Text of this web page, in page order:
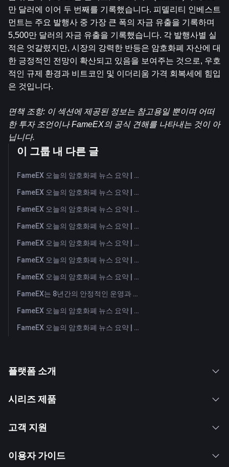
만 달러에 이어 두 번째를 기록했습니다. 피델리티 인베스트
먼트는 주요 발행사 중 가장 큰 폭의 자금 유출을 기록하며
5,500만 달러의 자금 유출을 기록했습니다. 각 발행사별 실
적은 엇갈렸지만, 시장의 강력한 반등은 암호화폐 자산에 대
한 긍정적인 전망이 확산되고 있음을 보여주는 것으로, 우호
적인 규제 환경과 비트코인 및 이더리움 가격 회복세에 힘입
은 것입니다.
면책 조항: 이 섹션에 제공된 정보는 참고용일 뿐이며 어떠
한 투자 조언이나 FameEX의 공식 견해를 나타내는 것이 아
닙니다.
이 그룹 내 다른 글
FameEX 오늘의 암호화폐 뉴스 요약 | 2026년 8월 6일
FameEX 오늘의 암호화폐 뉴스 요약 | 2026년 8월 5일
FameEX 오늘의 암호화폐 뉴스 요약 | 2026년 8월 4일
FameEX 오늘의 암호화폐 뉴스 요약 | 2026년 8월 3일
FameEX 오늘의 암호화폐 뉴스 요약 | 2026년 7월 31일
FameEX 오늘의 암호화폐 뉴스 요약 | 2026년 7월 30일
FameEX 오늘의 암호화폐 뉴스 요약 | 2026년 7월 29일
FameEX는 8년간의 안정적인 운영과 글로벌 성장을 통해 사용자 신뢰를 더욱 강화했습니다
FameEX 오늘의 암호화폐 뉴스 요약 | 2026년 7월 28일
FameEX 오늘의 암호화폐 뉴스 요약 | 2026년 7월 27일
플랫폼 소개
시리즈 제품
고객 지원
이용자 가이드